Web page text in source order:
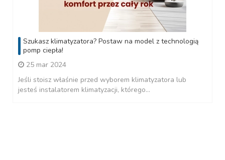
Szukasz klimatyzatora? Postaw na model z technologią
pomp ciepła!
25 mar 2024
Jeśli stoisz właśnie przed wyborem klimatyzatora lub
jesteś instalatorem klimatyzacji, którego...